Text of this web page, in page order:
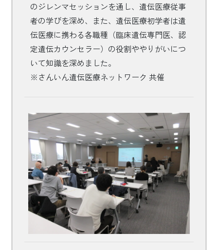
のジレンマセッションを通し、遺伝医療従事
者の学びを深め、また、遺伝医療初学者は遺
伝医療に携わる各職種（臨床遺伝専門医、認
定遺伝カウンセラー）の役割ややりがいにつ
いて知識を深めました。
※さんいん遺伝医療ネットワーク 共催